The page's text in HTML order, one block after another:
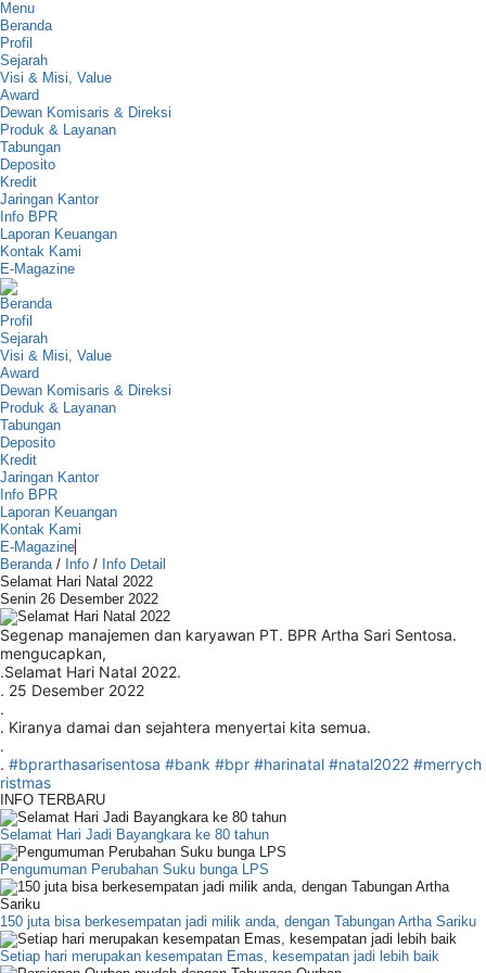
Menu
Beranda
Profil
Sejarah
Visi & Misi, Value
Award
Dewan Komisaris & Direksi
Produk & Layanan
Tabungan
Deposito
Kredit
Jaringan Kantor
Info BPR
Laporan Keuangan
Kontak Kami
E-Magazine
Beranda
Profil
Sejarah
Visi & Misi, Value
Award
Dewan Komisaris & Direksi
Produk & Layanan
Tabungan
Deposito
Kredit
Jaringan Kantor
Info BPR
Laporan Keuangan
Kontak Kami
E-Magazine
Beranda/ Info / Info Detail
Selamat Hari Natal 2022
Senin 26 Desember 2022
Segenap manajemen dan karyawan PT. BPR Artha Sari Sentosa.
mengucapkan,
.Selamat Hari Natal 2022.
. 25 Desember 2022
.
. Kiranya damai dan sejahtera menyertai kita semua.
.
. #bprarthasarisentosa #bank #bpr #harinatal #natal2022 #merrych
ristmas
INFO TERBARU
Selamat Hari Jadi Bayangkara ke 80 tahun
Pengumuman Perubahan Suku bunga LPS
150 juta bisa berkesempatan jadi milik anda, dengan Tabungan Artha Sariku
Setiap hari merupakan kesempatan Emas, kesempatan jadi lebih baik